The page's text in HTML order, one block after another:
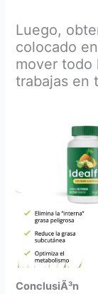
Luego,
colocado
mover todo
trabajas en
ConclusiÃ³n